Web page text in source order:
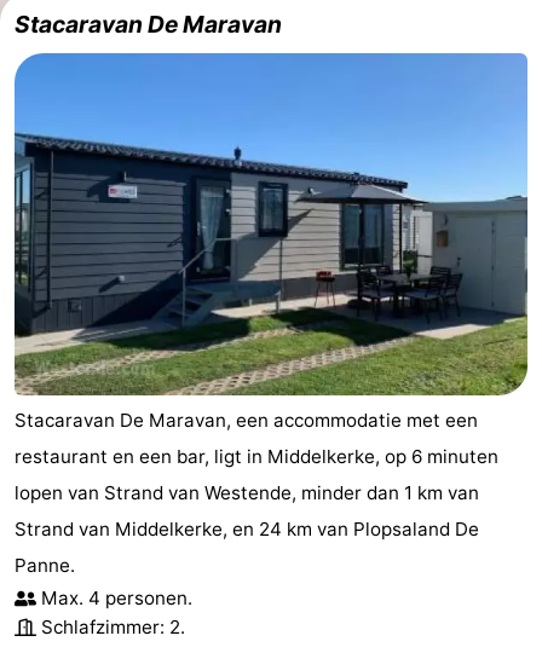
Nieuwpoort
Suites
Westende
Ferienhäuser
-
Oostduinkerke
aan
zee
-
Westende
Hotels
Zimmer
(mit
Frühstück)
Lastminutes
Strand
Sehen
&
tun
-
Museen
-
Denkmäler
-
Stacaravan De Maravan
Stacaravan De Maravan, een accommodatie met een
restaurant en een bar, ligt in Middelkerke, op 6 minuten
lopen van Strand van Westende, minder dan 1 km van
Strand van Middelkerke, en 24 km van Plopsaland De
Panne.
Max. 4 personen.
Schlafzimmer: 2.